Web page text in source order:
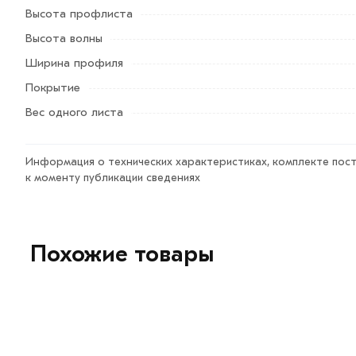
Условия доставки и цены на товар Профнастил С8
2000х1200х0,3 мм из категории
свяжутся с Вами для согласования условий доставки
Данний товар от производителя сертифицирован,
Высота профлиста
Высота волны
Ширина профиля
Покрытие
Вес одного листа
Информация о технических характеристиках, комплекте
к моменту публикации сведениях
Похожие товары